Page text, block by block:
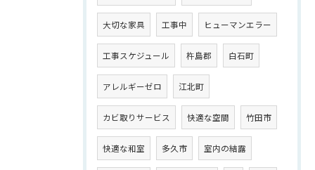
大切な家具 工事中 ヒューマンエラー
工事スケジュール 杵島郡 白石町
アレルギーゼロ 江北町
カビ取りサービス 快適な空間 竹田市
快適な和室 多久市 室内の結露